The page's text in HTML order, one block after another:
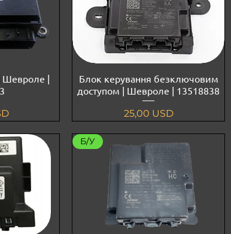
|
Блок керування безключовим
доступом | Шевроле | 13518838
Ціна
25,00 USD
Б/У